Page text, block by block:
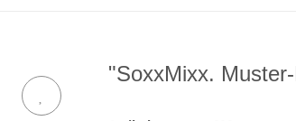
"SoxxMixx.